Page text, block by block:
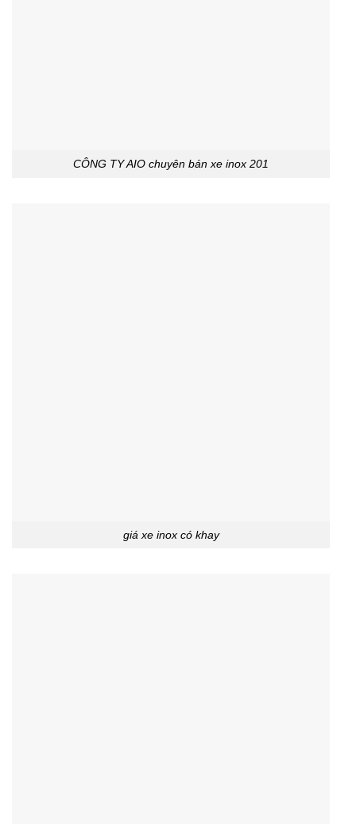
CÔNG TY AIO chuyên bán xe inox 201
giá xe inox có khay